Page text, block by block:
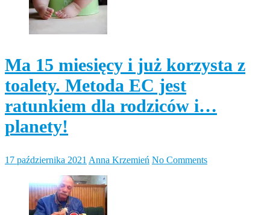
Ma 15 miesięcy i już korzysta z
toalety. Metoda EC jest
ratunkiem dla rodziców i…
planety!
17 października 2021 Anna Krzemień No Comments